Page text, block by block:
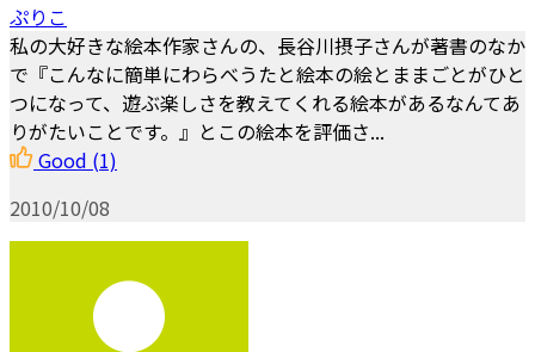
ぷりこ
私の大好きな絵本作家さんの、長谷川摂子さんが著書のなか
で『こんなに簡単にわらべうたと絵本の絵とままごとがひと
つになって、遊ぶ楽しさを教えてくれる絵本があるなんてあ
りがたいことです。』とこの絵本を評価さ...
Good (1)
2010/10/08